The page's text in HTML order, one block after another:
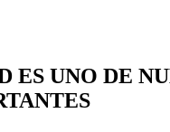
ES UNO DE